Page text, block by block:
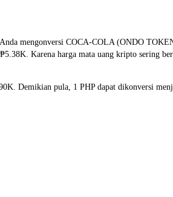
mengonversi COCA-COLA (ONDO
Karena harga mata uang kripto sering
Demikian pula, 1 PHP dapat dikonversi